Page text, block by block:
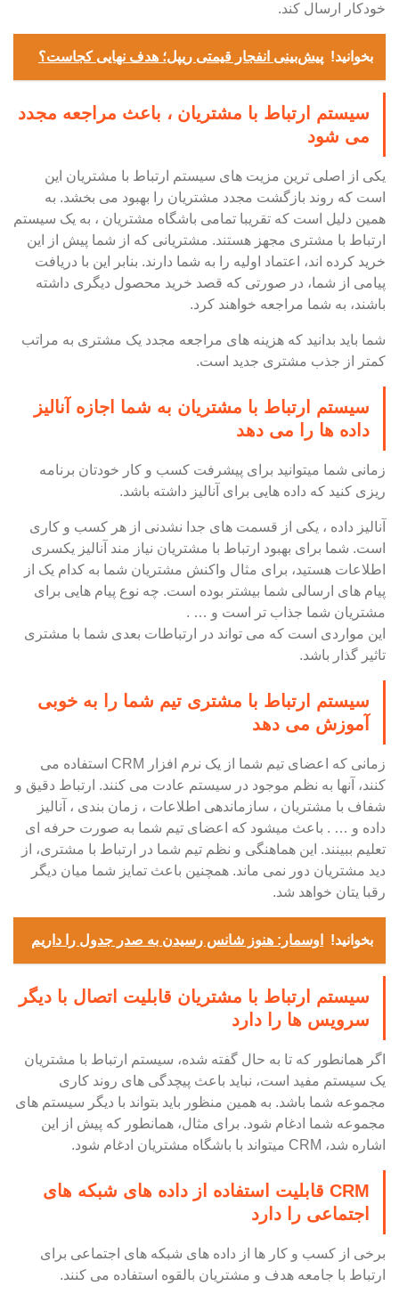
خودکار ارسال کند.
بخوانید! پیش‌بینی انفجار قیمتی ریپل؛ هدف نهایی کجاست؟
سیستم ارتباط با مشتریان ، باعث مراجعه مجدد
می شود
یکی از اصلی ترین مزیت های سیستم ارتباط با مشتریان این
است که روند بازگشت مجدد مشتریان را بهبود می بخشد. به
همین دلیل است که تقریبا تمامی باشگاه مشتریان ، به یک سیستم
ارتباط با مشتری مجهز هستند. مشتریانی که از شما پیش از این
خرید کرده اند، اعتماد اولیه را به شما دارند. بنابر این با دریافت
پیامی از شما، در صورتی که قصد خرید محصول دیگری داشته
باشند، به شما مراجعه خواهند کرد.
شما باید بدانید که هزینه های مراجعه مجدد یک مشتری به مراتب
کمتر از جذب مشتری جدید است.
سیستم ارتباط با مشتریان به شما اجازه آنالیز
داده ها را می دهد
زمانی شما میتوانید برای پیشرفت کسب و کار خودتان برنامه
ریزی کنید که داده هایی برای آنالیز داشته باشد.
آنالیز داده ، یکی از قسمت های جدا نشدنی از هر کسب و کاری
است. شما برای بهبود ارتباط با مشتریان نیاز مند آنالیز یکسری
اطلاعات هستید، برای مثال واکنش مشتریان شما به کدام یک از
پیام های ارسالی شما بیشتر بوده است. چه نوع پیام هایی برای
مشتریان شما جذاب تر است و … .
این مواردی است که می تواند در ارتباطات بعدی شما با مشتری
تاثیر گذار باشد.
سیستم ارتباط با مشتری تیم شما را به خوبی
آموزش می دهد
زمانی که اعضای تیم شما از یک نرم افزار CRM استفاده می
کنند، آنها به نظم موجود در سیستم عادت می کنند. ارتباط دقیق و
شفاف با مشتریان ، سازماندهی اطلاعات ، زمان بندی ، آنالیز
داده و … . باعث میشود که اعضای تیم شما به صورت حرفه ای
تعلیم ببینند. این هماهنگی و نظم تیم شما در ارتباط با مشتری، از
دید مشتریان دور نمی ماند. همچنین باعث تمایز شما میان دیگر
رقبا یتان خواهد شد.
بخوانید! اوسمار: هنوز شانس رسیدن به صدر جدول را داریم
سیستم ارتباط با مشتریان قابلیت اتصال با دیگر
سرویس ها را دارد
اگر همانطور که تا به حال گفته شده، سیستم ارتباط با مشتریان
یک سیستم مفید است، نباید باعث پیچدگی های روند کاری
مجموعه شما باشد. به همین منظور باید بتواند با دیگر سیستم های
مجموعه شما ادغام شود. برای مثال، همانطور که پیش از این
اشاره شد، CRM میتواند با باشگاه مشتریان ادغام شود.
CRM قابلیت استفاده از داده های شبکه های
اجتماعی را دارد
برخی از کسب و کار ها از داده های شبکه های اجتماعی برای
ارتباط با جامعه هدف و مشتریان بالقوه استفاده می کنند.